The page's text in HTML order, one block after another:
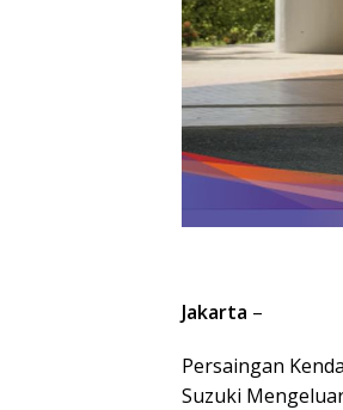
Jakarta –
Persaingan
Suzuki